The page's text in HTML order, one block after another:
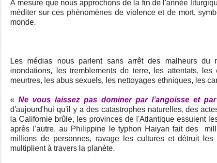
À mesure que nous approchons de la fin de l'année
méditer sur ces phénomènes de violence et de mort,
monde.
Les médias nous parlent sans arrêt des malheurs du
inondations, les tremblements de terre, les attentats,
meurtres, les abus sexuels, les nettoyages ethniques, les
« Ne vous laissez pas dominer par l’angoisse et
d'aujourd'hui qu'il y a des catastrophes naturelles, des
la Californie brûle, les provinces de l'Atlantique essuient
après l’autre, au Philippine le typhon Haiyan fait des
millions de personnes, ravage les cultures et détruit
multiplient à travers la planète.